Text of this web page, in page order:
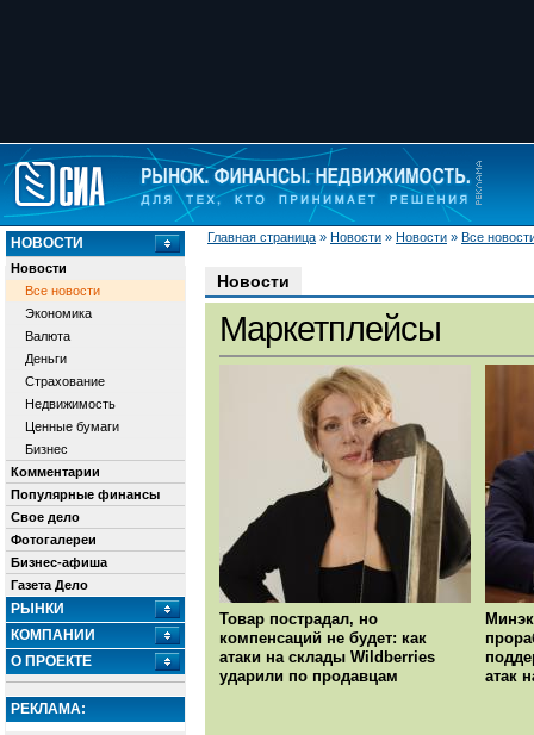
Главная страница » Новости » Новости » Все
НОВОСТИ
Новости
Все новости
Экономика
Валюта
Деньги
Страхование
Недвижимость
Ценные бумаги
Бизнес
Комментарии
Популярные финансы
Свое дело
Фотогалереи
Бизнес-афиша
Газета Дело
РЫНКИ
КОМПАНИИ
О ПРОЕКТЕ
РЕКЛАМА:
Новости
Маркетплейсы
Товар пострадал, но
компенсаций не будет: как
атаки на склады Wildberries
ударили по продавцам
атак